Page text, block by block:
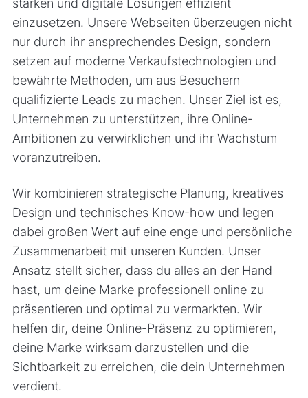
stärken und digitale Lösungen effizient
einzusetzen. Unsere Webseiten überzeugen nicht
nur durch ihr ansprechendes Design, sondern
setzen auf moderne Verkaufstechnologien und
bewährte Methoden, um aus Besuchern
qualifizierte Leads zu machen. Unser Ziel ist es,
Unternehmen zu unterstützen, ihre Online-
Ambitionen zu verwirklichen und ihr Wachstum
voranzutreiben.
Wir kombinieren strategische Planung, kreatives
Design und technisches Know-how und legen
dabei großen Wert auf eine enge und persönliche
Zusammenarbeit mit unseren Kunden. Unser
Ansatz stellt sicher, dass du alles an der Hand
hast, um deine Marke professionell online zu
präsentieren und optimal zu vermarkten. Wir
helfen dir, deine Online-Präsenz zu optimieren,
deine Marke wirksam darzustellen und die
Sichtbarkeit zu erreichen, die dein Unternehmen
verdient.